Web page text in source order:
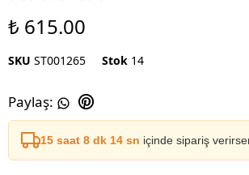
₺ 615.00
SKU ST001265 Stok 14
Paylaş:
15 saat 8 dk 14 sn içinde sipariş